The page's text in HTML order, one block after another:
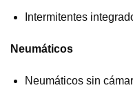
Intermitentes
Neumáticos
Neumáticos sin